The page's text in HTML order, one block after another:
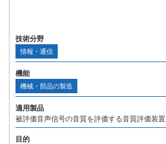
技術分野
情報・通信
機能
機械・部品の製造
適用製品
被評価音声信号の音質を評価する音質評価装置
目的